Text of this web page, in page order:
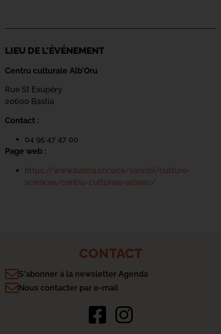
LIEU DE L'ÉVÉNEMENT
Centru culturale Alb’Oru
Rue St Exupéry
20600 Bastia
Contact :
04 95 47 47 00
Page web :
https://www.bastia.corsica/servizii/culture-
sciences/centru-culturale-alboru/
CONTACT
S'abonner à la newsletter Agenda
Nous contacter par e-mail